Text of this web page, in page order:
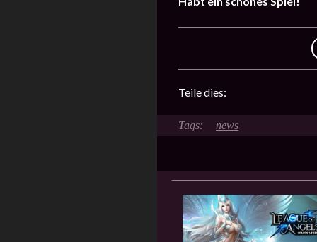
Teile dies:
news